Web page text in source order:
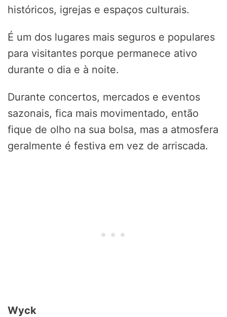
históricos, igrejas e espaços culturais.
É um dos lugares mais seguros e populares
para visitantes porque permanece ativo
durante o dia e à noite.
Durante concertos, mercados e eventos
sazonais, fica mais movimentado, então
fique de olho na sua bolsa, mas a atmosfera
geralmente é festiva em vez de arriscada.
Wyck